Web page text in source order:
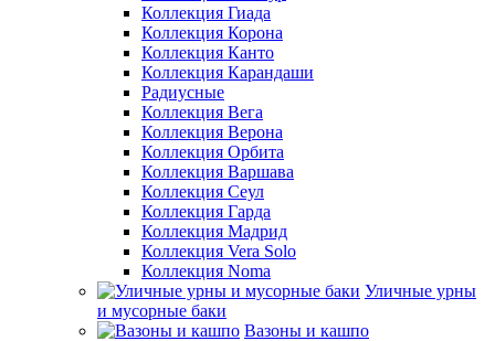
Коллекция Гиада
Коллекция Корона
Коллекция Канто
Коллекция Карандаши
Радиусные
Коллекция Вега
Коллекция Верона
Коллекция Орбита
Коллекция Варшава
Коллекция Сеул
Коллекция Гарда
Коллекция Мадрид
Коллекция Vera Solo
Коллекция Noma
Уличные урны
и мусорные баки
Вазоны и кашпо